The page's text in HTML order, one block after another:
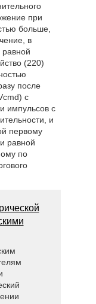
при
больше,
в
равной
(220)
после
с
импульсов с
и
первому
равной
по